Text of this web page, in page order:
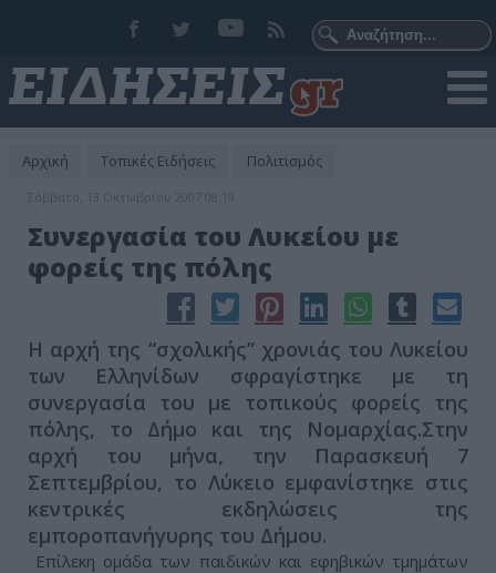
Αρχική Τοπικές Ειδήσεις Πολιτισμός
Σάββατο, 13 Οκτωβρίου 2007 08:19
Συνεργασία του Λυκείου με
φορείς της πόλης
Η αρχή της “σχολικής” χρονιάς του Λυκείου
των Ελληνίδων σφραγίστηκε με τη
συνεργασία του με τοπικούς φορείς της
πόλης, το Δήμo και της Νομαρχίας.Στην
αρχή του μήνα, την Παρασκευή 7
Σεπτεμβρίου, το Λύκειο εμφανίστηκε στις
κεντρικές εκδηλώσεις της
εμποροπανήγυρης του Δήμου.
Επίλεκη ομάδα των παιδικών και εφηβικών τμημάτων